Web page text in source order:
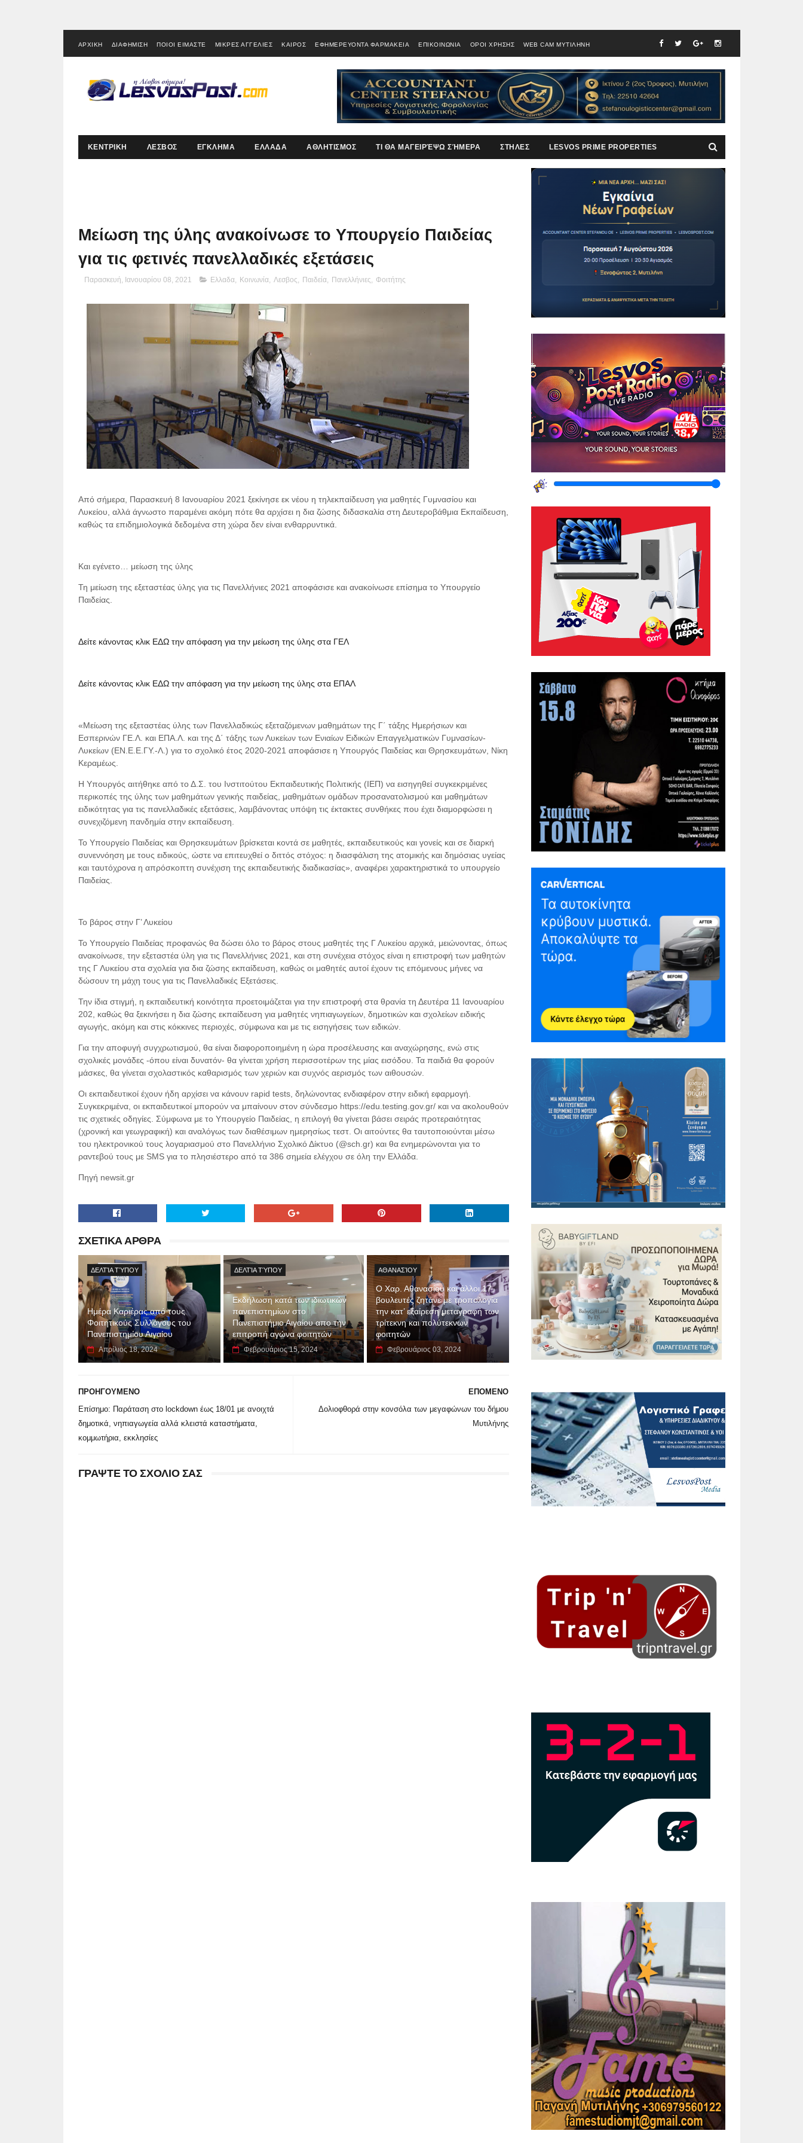
ΑΡΧΙΚΗ ΔΙΑΦΗΜΙΣΗ ΠΟΙΟΙ ΕΙΜΑΣΤΕ ΜΙΚΡΕΣ ΑΓΓΕΛΙΕΣ ΚΑΙΡΟΣ ΕΦΗΜΕΡΕΥΟΝΤΑ ΦΑΡΜΑΚΕΙΑ ΕΠΙΚΟΙΝΩΝΙΑ ΟΡΟΙ ΧΡΗΣΗΣ WEB CAM ΜΥΤΙΛΗΝΗ
ΚΕΝΤΡΙΚΗ ΛΕΣΒΟΣ ΕΓΚΛΗΜΑ ΕΛΛΑΔΑ ΑΘΛΗΤΙΣΜΟΣ ΤΙ ΘΑ ΜΑΓΕΙΡΈΨΩ ΣΉΜΕΡΑ ΣΤΗΛΕΣ LESVOS PRIME PROPERTIES
Μείωση της ύλης ανακοίνωσε το Υπουργείο Παιδείας
για τις φετινές πανελλαδικές εξετάσεις
Παρασκευή, Ιανουαρίου 08, 2021 Ελλαδα, Κοινωνία, Λεσβος, Παιδεία, Πανελλήνιες, Φοιτήτης
Από σήμερα, Παρασκευή 8 Ιανουαρίου 2021 ξεκίνησε εκ νέου η τηλεκπαίδευση για μαθητές Γυμνασίου και
Λυκείου, αλλά άγνωστο παραμένει ακόμη πότε θα αρχίσει η δια ζώσης διδασκαλία στη Δευτεροβάθμια Εκπαίδευση,
καθώς τα επιδημιολογικά δεδομένα στη χώρα δεν είναι ενθαρρυντικά.
Και εγένετο… μείωση της ύλης
Τη μείωση της εξεταστέας ύλης για τις Πανελλήνιες 2021 αποφάσισε και ανακοίνωσε επίσημα το Υπουργείο
Παιδείας.
Δείτε κάνοντας κλικ ΕΔΩ την απόφαση για την μείωση της ύλης στα ΓΕΛ
Δείτε κάνοντας κλικ ΕΔΩ την απόφαση για την μείωση της ύλης στα ΕΠΑΛ
«Μείωση της εξεταστέας ύλης των Πανελλαδικώς εξεταζόμενων μαθημάτων της Γ΄ τάξης Ημερήσιων και
Εσπερινών ΓΕ.Λ. και ΕΠΑ.Λ. και της Δ΄ τάξης των Λυκείων των Ενιαίων Ειδικών Επαγγελματικών Γυμνασίων-
Λυκείων (ΕΝ.Ε.Ε.ΓΥ.-Λ.) για το σχολικό έτος 2020-2021 αποφάσισε η Υπουργός Παιδείας και Θρησκευμάτων, Νίκη
Κεραμέως.
Η Υπουργός αιτήθηκε από το Δ.Σ. του Ινστιτούτου Εκπαιδευτικής Πολιτικής (ΙΕΠ) να εισηγηθεί συγκεκριμένες
περικοπές της ύλης των μαθημάτων γενικής παιδείας, μαθημάτων ομάδων προσανατολισμού και μαθημάτων
ειδικότητας για τις πανελλαδικές εξετάσεις, λαμβάνοντας υπόψη τις έκτακτες συνθήκες που έχει διαμορφώσει η
συνεχιζόμενη πανδημία στην εκπαίδευση.
Το Υπουργείο Παιδείας και Θρησκευμάτων βρίσκεται κοντά σε μαθητές, εκπαιδευτικούς και γονείς και σε διαρκή
συνεννόηση με τους ειδικούς, ώστε να επιτευχθεί ο διττός στόχος: η διασφάλιση της ατομικής και δημόσιας υγείας
και ταυτόχρονα η απρόσκοπτη συνέχιση της εκπαιδευτικής διαδικασίας», αναφέρει χαρακτηριστικά το υπουργείο
Παιδείας.
Το βάρος στην Γ’ Λυκείου
Το Υπουργείο Παιδείας προφανώς θα δώσει όλο το βάρος στους μαθητές της Γ Λυκείου αρχικά, μειώνοντας, όπως
ανακοίνωσε, την εξεταστέα ύλη για τις Πανελλήνιες 2021, και στη συνέχεια στόχος είναι η επιστροφή των μαθητών
της Γ Λυκείου στα σχολεία για δια ζώσης εκπαίδευση, καθώς οι μαθητές αυτοί έχουν τις επόμενους μήνες να
δώσουν τη μάχη τους για τις Πανελλαδικές Εξετάσεις.
Την ίδια στιγμή, η εκπαιδευτική κοινότητα προετοιμάζεται για την επιστροφή στα θρανία τη Δευτέρα 11 Ιανουαρίου
202, καθώς θα ξεκινήσει η δια ζώσης εκπαίδευση για μαθητές νηπιαγωγείων, δημοτικών και σχολείων ειδικής
αγωγής, ακόμη και στις κόκκινες περιοχές, σύμφωνα και με τις εισηγήσεις των ειδικών.
Για την αποφυγή συγχρωτισμού, θα είναι διαφοροποιημένη η ώρα προσέλευσης και αναχώρησης, ενώ στις
σχολικές μονάδες -όπου είναι δυνατόν- θα γίνεται χρήση περισσοτέρων της μίας εισόδου. Τα παιδιά θα φορούν
μάσκες, θα γίνεται σχολαστικός καθαρισμός των χεριών και συχνός αερισμός των αιθουσών.
Οι εκπαιδευτικοί έχουν ήδη αρχίσει να κάνουν rapid tests, δηλώνοντας ενδιαφέρον στην ειδική εφαρμογή.
Συγκεκριμένα, οι εκπαιδευτικοί μπορούν να μπαίνουν στον σύνδεσμο https://edu.testing.gov.gr/ και να ακολουθούν
τις σχετικές οδηγίες. Σύμφωνα με το Υπουργείο Παιδείας, η επιλογή θα γίνεται βάσει σειράς προτεραιότητας
(χρονική και γεωγραφική) και αναλόγως των διαθέσιμων ημερησίως τεστ. Οι αιτούντες θα ταυτοποιούνται μέσω
του ηλεκτρονικού τους λογαριασμού στο Πανελλήνιο Σχολικό Δίκτυο (@sch.gr) και θα ενημερώνονται για το
ραντεβού τους με SMS για το πλησιέστερο από τα 386 σημεία ελέγχου σε όλη την Ελλάδα.
Πηγή newsit.gr
ΣΧΕΤΙΚΑ ΑΡΘΡΑ
ΔΕΛΤΊΑ ΤΎΠΟΥ
Ημέρα Καριέρας από τους
Φοιτητικούς Συλλόγους του
Πανεπιστημίου Αιγαίου
Απρίλιος 18, 2024
ΔΕΛΤΊΑ ΤΎΠΟΥ
Εκδήλωση κατά των ιδιωτικών
πανεπιστημίων στο
Πανεπιστήμιο Αιγαίου απο την
επιτροπή αγώνα φοιτητών
Φεβρουάριος 15, 2024
ΑΘΑΝΑΣΊΟΥ
Ο Χαρ. Αθανασίου και άλλοι 17
βουλευτές ζητάνε με τροπολογία
την κατ’ εξαίρεση μεταγραφή των
τρίτεκνη και πολύτεκνων
φοιτητών
Φεβρουάριος 03, 2024
ΕΠΟΜΕΝΟ
Δολιοφθορά στην κονσόλα των μεγαφώνων του δήμου
Μυτιλήνης
ΠΡΟΗΓΟΥΜΕΝΟ
Επίσημο: Παράταση στο lockdown έως 18/01 με ανοιχτά
δημοτικά, νηπιαγωγεία αλλά κλειστά καταστήματα,
κομμωτήρια, εκκλησίες
ΓΡΑΨΤΕ ΤΟ ΣΧΟΛΙΟ ΣΑΣ